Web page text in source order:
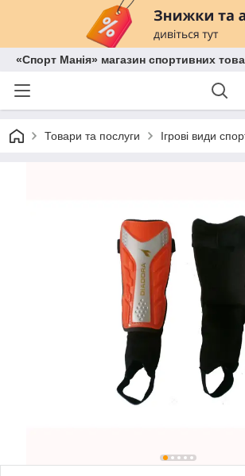
«Спорт Манія» магазин спортивних
Товари та послуги Ігрові види